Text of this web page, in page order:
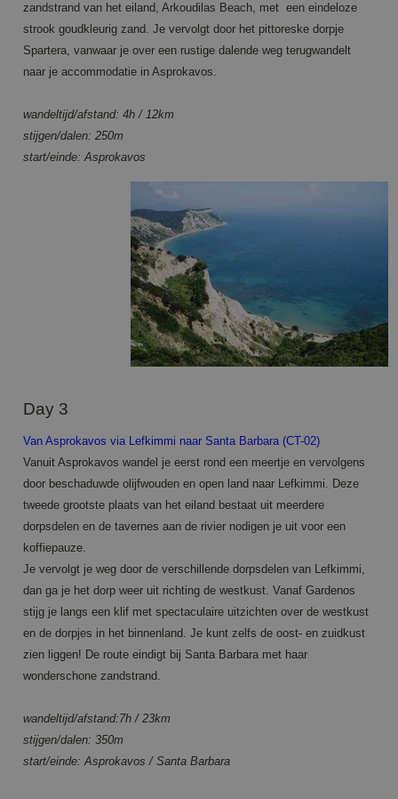
zandstrand van het eiland, Arkoudilas Beach, met een eindeloze
strook goudkleurig zand. Je vervolgt door het pittoreske dorpje
Spartera, vanwaar je over een rustige dalende weg terugwandelt
naar je accommodatie in Asprokavos.
wandeltijd/afstand: 4h / 12km
stijgen/dalen: 250m
start/einde: Asprokavos
Day 3
Van Asprokavos via Lefkimmi naar Santa Barbara (CT-02)
Vanuit Asprokavos wandel je eerst rond een meertje en vervolgens
door beschaduwde olijfwouden en open land naar Lefkimmi. Deze
tweede grootste plaats van het eiland bestaat uit meerdere
dorpsdelen en de tavernes aan de rivier nodigen je uit voor een
koffiepauze.
Je vervolgt je weg door de verschillende dorpsdelen van Lefkimmi,
dan ga je het dorp weer uit richting de westkust. Vanaf Gardenos
stijg je langs een klif met spectaculaire uitzichten over de westkust
en de dorpjes in het binnenland. Je kunt zelfs de oost- en zuidkust
zien liggen! De route eindigt bij Santa Barbara met haar
wonderschone zandstrand.
wandeltijd/afstand:7h / 23km
stijgen/dalen: 350m
start/einde: Asprokavos / Santa Barbara